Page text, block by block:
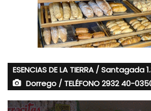
ESENCIAS DE LA TIERRA / Santagada
Dorrego / TELÉFONO 2932 40-